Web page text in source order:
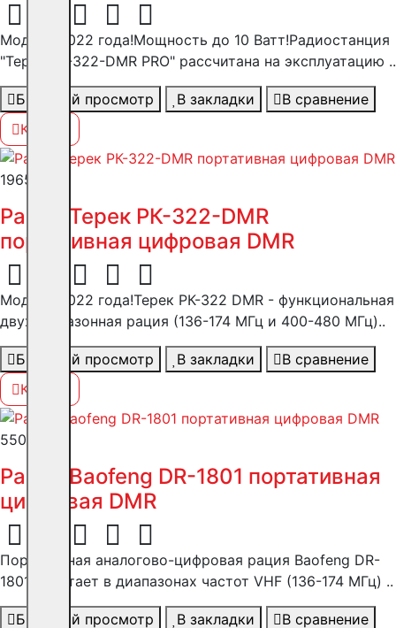
Модель 2022 года!Мощность до 10 Ватт!Радиостанция
"Терек РК-322-DMR PRO" рассчитана на эксплуатацию ..
Быстрый просмотр В закладки
В сравнение
Купить
19655 ₽
Рация Терек РК-322-DMR
портативная цифровая DMR
Модель 2022 года!Терек РК-322 DMR - функциональная
двухдиапазонная рация (136-174 МГц и 400-480 МГц)..
Быстрый просмотр В закладки
В сравнение
Купить
5500 ₽
Рация Baofeng DR-1801 портативная
цифровая DMR
Портативная аналогово-цифровая рация Baofeng DR-
1801 работает в диапазонах частот VHF (136-174 МГц) ..
Быстрый просмотр В закладки
В сравнение